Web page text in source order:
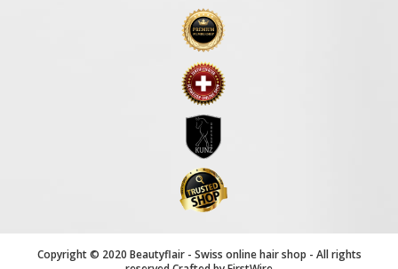
Copyright © 2020 Beautyflair - Swiss online hair shop - All rights